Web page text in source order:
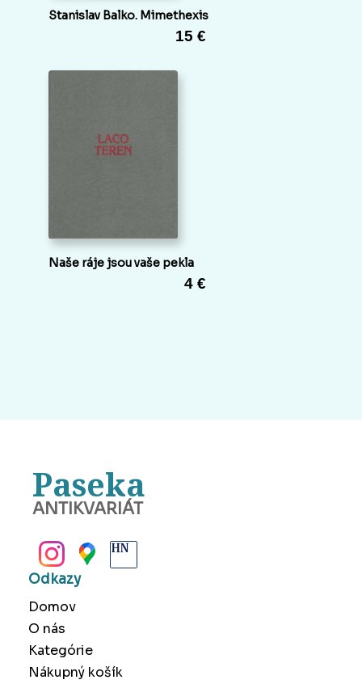
Stanislav Balko. Mimethexis
15 €
Naše ráje jsou vaše pekla
4 €
Paseka
ANTIKVARIÁT
Odkazy
Domov
O nás
Kategórie
Nákupný košík